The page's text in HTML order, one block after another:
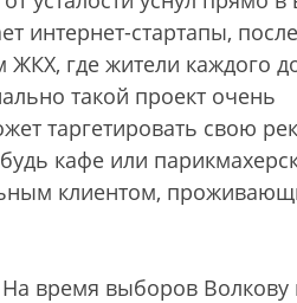
интернет-стартапы,
где жители каждого
такой проект очень
таргетировать свою
кафе или
клиентом,
На время выборов